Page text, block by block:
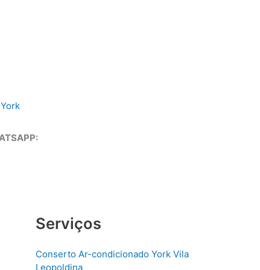
Serviços
Conserto Ar-condicionado York Vila
Leopoldina